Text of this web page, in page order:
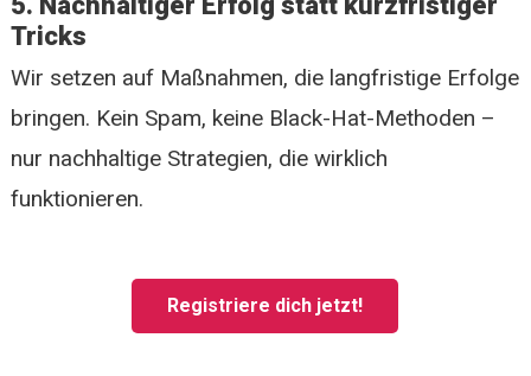
Tricks
Wir setzen auf Maßnahmen, die langfristige Erfolge
bringen. Kein Spam, keine Black-Hat-Methoden –
nur nachhaltige Strategien, die wirklich
funktionieren.
Registriere dich jetzt!